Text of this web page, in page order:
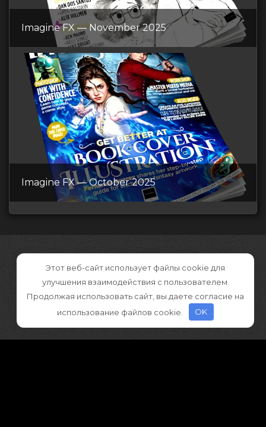
Imagine FX — November 2025
Imagine FX — October 2025
Этот веб-сайт использует файлы cookie для
улучшения взаимодействия с пользователем.
Продолжая использовать сайт, вы даете согласие на
использование файлов cookie.
OK